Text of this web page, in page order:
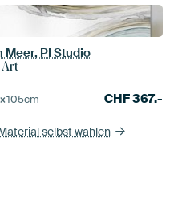
Meer, PI Studio
Art
cm CHF367.-
selbst wählen